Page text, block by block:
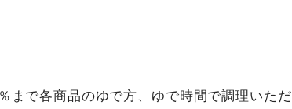
で各商品のゆで方、ゆで時間で調理いた